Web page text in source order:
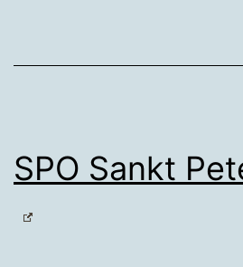
SPO Sankt